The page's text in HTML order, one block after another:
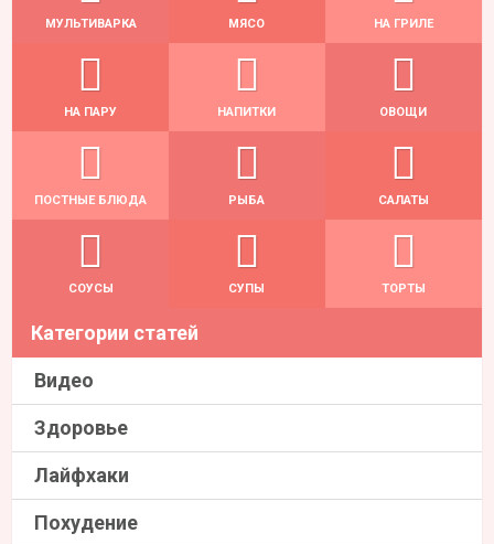
МУЛЬТИВАРКА МЯСО НА ГРИЛЕ
НА ПАРУ НАПИТКИ ОВОЩИ
ПОСТНЫЕ БЛЮДА РЫБА САЛАТЫ
СОУСЫ СУПЫ ТОРТЫ
Категории статей
Видео
Здоровье
Лайфхаки
Похудение